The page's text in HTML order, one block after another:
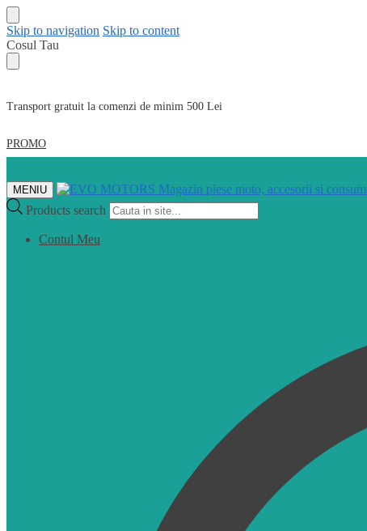
Skip to navigation Skip to content
Cosul Tau
Transport gratuit la comenzi de minim 500 Lei
PROMO
MENIU
Products search
Contul Meu